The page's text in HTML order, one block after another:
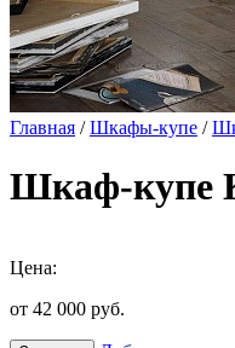
Главная /Шкафы-купе /
Шкаф-купе
Цена:
от 42 000 руб.